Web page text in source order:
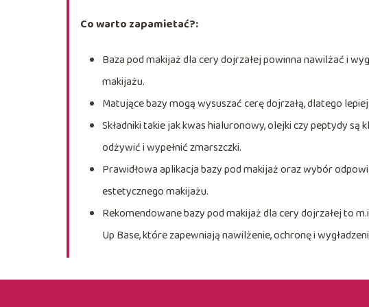
Co warto zapamietać?:
Baza pod makijaż dla cery dojrzałej powinna nawilżać i
makijażu.
Matujące bazy mogą wysuszać cerę dojrzałą, dlatego
Składniki takie jak kwas hialuronowy, olejki czy peptydy
odżywić i wypełnić zmarszczki.
Prawidłowa aplikacja bazy pod makijaż oraz wybór
estetycznego makijażu.
Rekomendowane bazy pod makijaż dla cery dojrzałej to
Up Base, które zapewniają nawilżenie, ochronę i